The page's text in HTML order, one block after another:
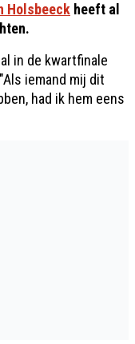
Holsbeeck heeft al
in de kwartfinale
iemand mij dit
had ik hem eens